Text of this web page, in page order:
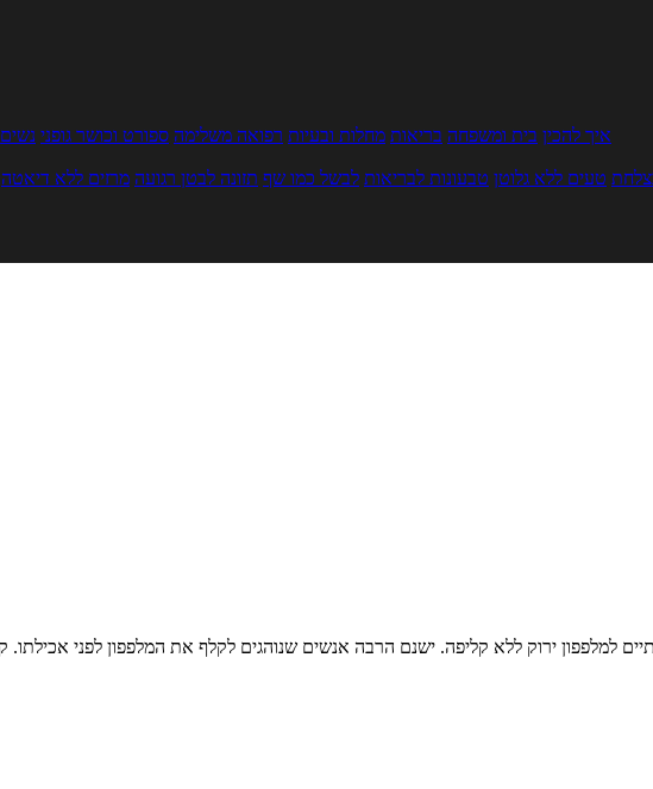
איך להכין בית ומשפחה בריאות מחלות ובעיות רפואה משלימה ספורט וכושר גופני
טעים ללא גלוטן טבעונות לבריאות לבשל כמו שף תזונה לבטן רגועה מרזים ללא דיאטה